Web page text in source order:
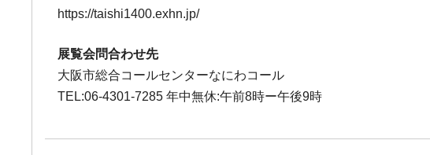
https://taishi1400.exhn.jp/
展覧会問合わせ先
大阪市総合コールセンターなにわコール
TEL:06-4301-7285 年中無休:午前8時ー午後9時